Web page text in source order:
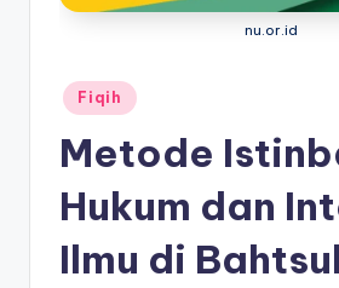
nu.or.id
Posted
in
Fiqih
Metode
Hukum dan
Ilmu di